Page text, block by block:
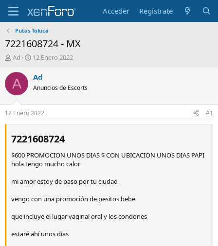
Acceder Regístrate
Putas Toluca
7221608724 - MX
I
i
c
a
d
o
r
d
e
l
t
m
Ad
S
a
t
a
t
e
12 Enero 2022
A Ad
Anuncios de Escorts
12 Enero 2022 #1
7221608724​
$600 PROMOCION UNOS DIAS $ CON UBICACION UNOS DIAS PAPI
hola tengo mucho calor
mi amor estoy de paso por tu ciudad
vengo con una promoción de pesitos bebe
que incluye el lugar vaginal oral y los condones
estaré ahí unos días